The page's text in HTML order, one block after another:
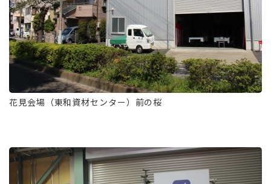
花見会場（東和資材センター）前の桜